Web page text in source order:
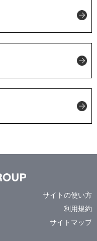
サイトの使い方
利用規約
サイトマップ